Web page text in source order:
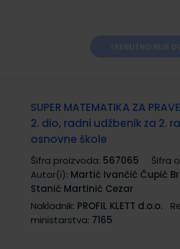
SUPER MATEMATIKA ZA
2. dio, radni udžbenik za 2.
osnovne škole
Šifra proizvoda: 567065 Šifra
Autor(i): Martić Ivančić Čupić
Stanić Martinić Cezar
Nakladnik: PROFIL KLETT d.o.o.
ministarstva: 7165